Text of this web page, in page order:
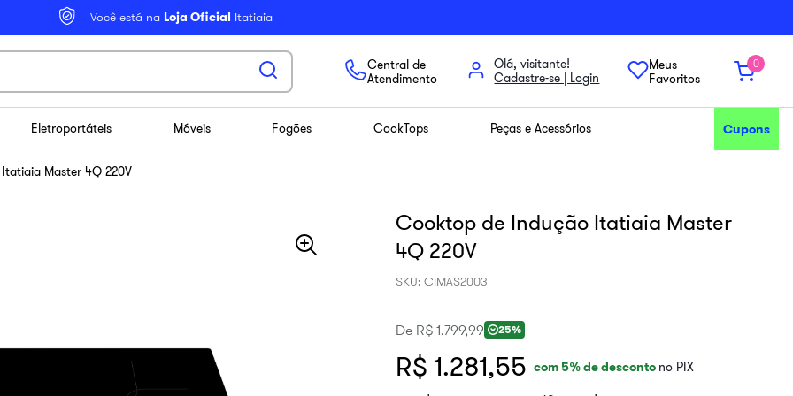
Você está na Loja Oficial Itatiaia
Central de
Atendimento
Olá, visitante!
Meus
Favoritos
0
Eletroportáteis Móveis Fogões CookTops Peças e Acessórios Cupons
Master 4Q 220V
Cooktop de Indução Itatiaia Master
4Q 220V
SKU:CIMAS2003
DeR$ 1.799,99 25%
R$ 1.281,55 com5% de desconto no PIX